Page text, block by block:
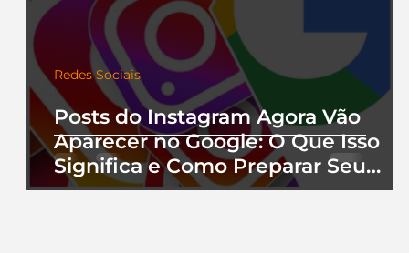
Posts do Instagram Agora Vão
Aparecer no Google: O Que Isso
Significa e Como Preparar Seu
Perfil
Redes Sociais